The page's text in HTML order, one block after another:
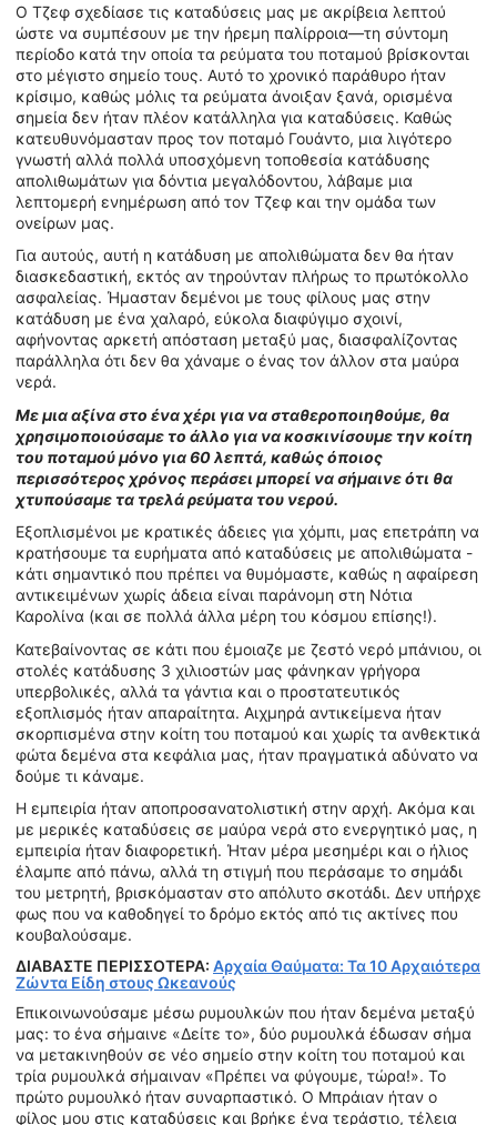
Ο Τζεφ σχεδίασε τις καταδύσεις μας με ακρίβεια λεπτού
ώστε να συμπέσουν με την ήρεμη παλίρροια—τη σύντομη
περίοδο κατά την οποία τα ρεύματα του ποταμού βρίσκονται
στο μέγιστο σημείο τους. Αυτό το χρονικό παράθυρο ήταν
κρίσιμο, καθώς μόλις τα ρεύματα άνοιξαν ξανά, ορισμένα
σημεία δεν ήταν πλέον κατάλληλα για καταδύσεις. Καθώς
κατευθυνόμασταν προς τον ποταμό Γουάντο, μια λιγότερο
γνωστή αλλά πολλά υποσχόμενη τοποθεσία κατάδυσης
απολιθωμάτων για δόντια μεγαλόδοντου, λάβαμε μια
λεπτομερή ενημέρωση από τον Τζεφ και την ομάδα των
ονείρων μας.
Για αυτούς, αυτή η κατάδυση με απολιθώματα δεν θα ήταν
διασκεδαστική, εκτός αν τηρούνταν πλήρως το πρωτόκολλο
ασφαλείας. Ήμασταν δεμένοι με τους φίλους μας στην
κατάδυση με ένα χαλαρό, εύκολα διαφύγιμο σχοινί,
αφήνοντας αρκετή απόσταση μεταξύ μας, διασφαλίζοντας
παράλληλα ότι δεν θα χάναμε ο ένας τον άλλον στα μαύρα
νερά.
Με μια αξίνα στο ένα χέρι για να σταθεροποιηθούμε, θα
χρησιμοποιούσαμε το άλλο για να κοσκινίσουμε την κοίτη
του ποταμού μόνο για 60 λεπτά, καθώς όποιος
περισσότερος χρόνος περάσει μπορεί να σήμαινε ότι θα
χτυπούσαμε τα τρελά ρεύματα του νερού.
Εξοπλισμένοι με κρατικές άδειες για χόμπι, μας επετράπη να
κρατήσουμε τα ευρήματα από καταδύσεις με απολιθώματα -
κάτι σημαντικό που πρέπει να θυμόμαστε, καθώς η αφαίρεση
αντικειμένων χωρίς άδεια είναι παράνομη στη Νότια
Καρολίνα (και σε πολλά άλλα μέρη του κόσμου επίσης!).
Κατεβαίνοντας σε κάτι που έμοιαζε με ζεστό νερό μπάνιου, οι
στολές κατάδυσης 3 χιλιοστών μας φάνηκαν γρήγορα
υπερβολικές, αλλά τα γάντια και ο προστατευτικός
εξοπλισμός ήταν απαραίτητα. Αιχμηρά αντικείμενα ήταν
σκορπισμένα στην κοίτη του ποταμού και χωρίς τα ανθεκτικά
φώτα δεμένα στα κεφάλια μας, ήταν πραγματικά αδύνατο να
δούμε τι κάναμε.
Η εμπειρία ήταν αποπροσανατολιστική στην αρχή. Ακόμα και
με μερικές καταδύσεις σε μαύρα νερά στο ενεργητικό μας, η
εμπειρία ήταν διαφορετική. Ήταν μέρα μεσημέρι και ο ήλιος
έλαμπε από πάνω, αλλά τη στιγμή που περάσαμε το σημάδι
του μετρητή, βρισκόμασταν στο απόλυτο σκοτάδι. Δεν υπήρχε
φως που να καθοδηγεί το δρόμο εκτός από τις ακτίνες που
κουβαλούσαμε.
ΔΙΑΒΑΣΤΕ ΠΕΡΙΣΣΟΤΕΡΑ: Αρχαία Θαύματα: Τα 10 Αρχαιότερα
Ζώντα Είδη στους Ωκεανούς
Επικοινωνούσαμε μέσω ρυμουλκών που ήταν δεμένα μεταξύ
μας: το ένα σήμαινε «Δείτε το», δύο ρυμουλκά έδωσαν σήμα
να μετακινηθούν σε νέο σημείο στην κοίτη του ποταμού και
τρία ρυμουλκά σήμαιναν «Πρέπει να φύγουμε, τώρα!». Το
πρώτο ρυμουλκό ήταν συναρπαστικό. Ο Μπράιαν ήταν ο
φίλος μου στις καταδύσεις και βρήκε ένα τεράστιο, τέλεια